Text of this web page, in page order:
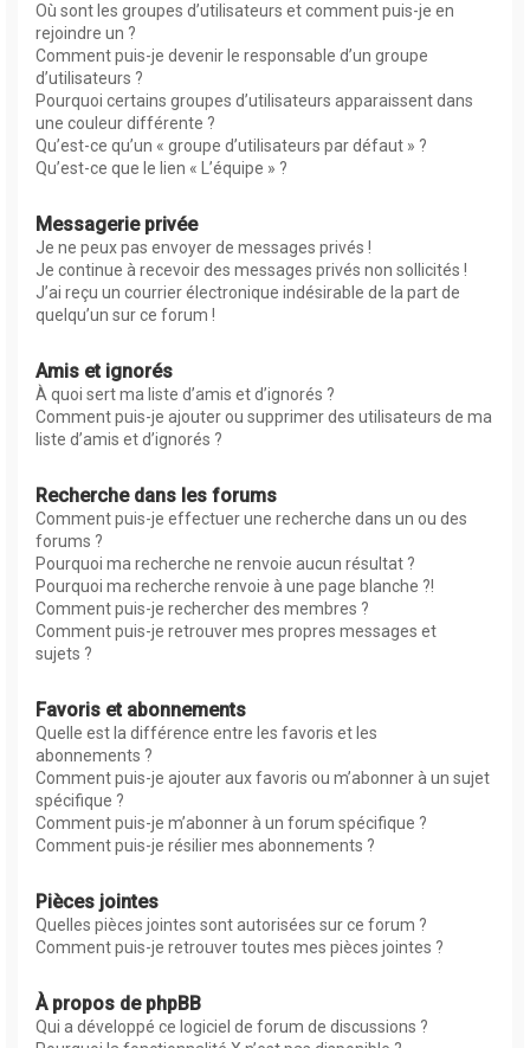
Où sont les groupes d’utilisateurs et comment puis-je en
rejoindre un ?
Comment puis-je devenir le responsable d’un groupe
d’utilisateurs ?
Pourquoi certains groupes d’utilisateurs apparaissent dans
une couleur différente ?
Qu’est-ce qu’un « groupe d’utilisateurs par défaut » ?
Qu’est-ce que le lien « L’équipe » ?
Messagerie privée
Je ne peux pas envoyer de messages privés !
Je continue à recevoir des messages privés non sollicités !
J’ai reçu un courrier électronique indésirable de la part de
quelqu’un sur ce forum !
Amis et ignorés
À quoi sert ma liste d’amis et d’ignorés ?
Comment puis-je ajouter ou supprimer des utilisateurs de ma
liste d’amis et d’ignorés ?
Recherche dans les forums
Comment puis-je effectuer une recherche dans un ou des
forums ?
Pourquoi ma recherche ne renvoie aucun résultat ?
Pourquoi ma recherche renvoie à une page blanche ?!
Comment puis-je rechercher des membres ?
Comment puis-je retrouver mes propres messages et
sujets ?
Favoris et abonnements
Quelle est la différence entre les favoris et les
abonnements ?
Comment puis-je ajouter aux favoris ou m’abonner à un sujet
spécifique ?
Comment puis-je m’abonner à un forum spécifique ?
Comment puis-je résilier mes abonnements ?
Pièces jointes
Quelles pièces jointes sont autorisées sur ce forum ?
Comment puis-je retrouver toutes mes pièces jointes ?
À propos de phpBB
Qui a développé ce logiciel de forum de discussions ?